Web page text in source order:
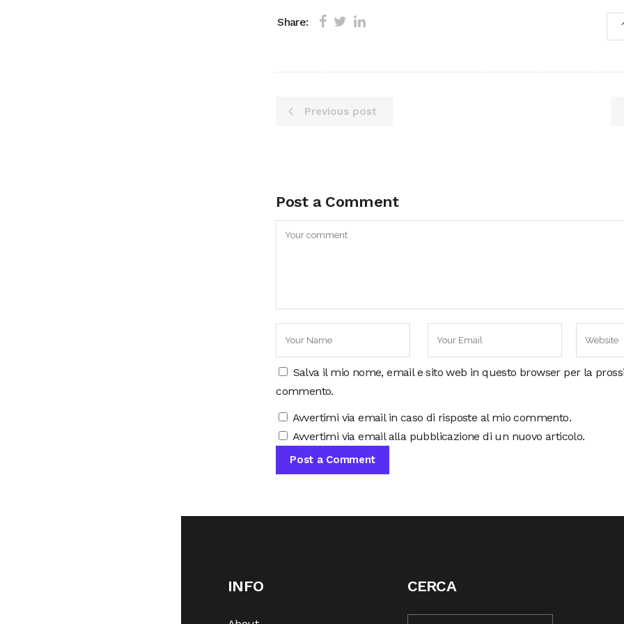
Share:
Previous post
Post a Comment
Salva il mio nome, email e sito web in questo browser per la
commento.
Avvertimi via email in caso di risposte al mio commento.
Avvertimi via email alla pubblicazione di un nuovo articolo.
INFO CERCA